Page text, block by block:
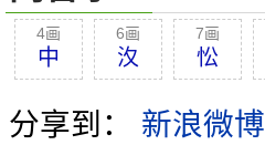
4画
中
6画
汷
7画
忪
分享到： 新浪微博